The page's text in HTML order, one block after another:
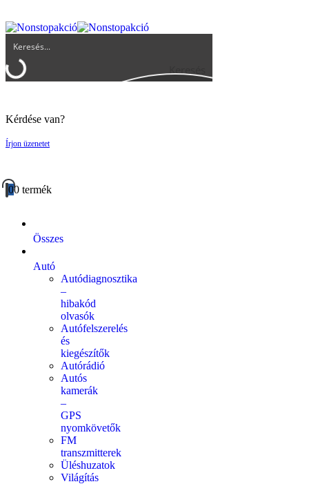
Keresés
Kérdése van?
Írjon üzenetet
00 termék
Összes
Autó
Autódiagnosztika
–
hibakód
olvasók
Autófelszerelés
és
kiegészítők
Autórádió
Autós
kamerák
–
GPS
nyomkövetők
FM
transzmitterek
Üléshuzatok
Világítás